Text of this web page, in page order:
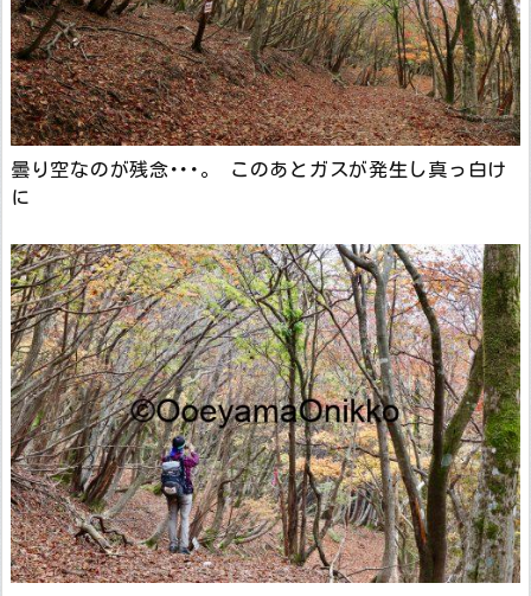
曇り空なのが残念･･･。 このあとガスが発生し真っ白け
に